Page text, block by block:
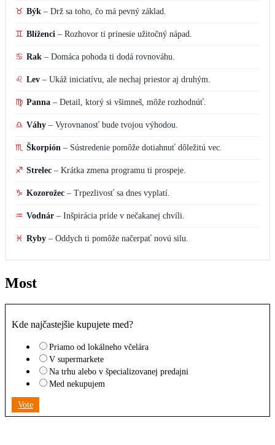
♉ Býk – Drž sa toho, čo má pevný základ.
♊ Blíženci – Rozhovor ti prinesie užitočný nápad.
♋ Rak – Domáca pohoda ti dodá rovnováhu.
♌ Lev – Ukáž iniciatívu, ale nechaj priestor aj druhým.
♍ Panna – Detail, ktorý si všimneš, môže rozhodnúť.
♎ Váhy – Vyrovnanosť bude tvojou výhodou.
♏ Škorpión – Sústredenie pomôže dotiahnuť dôležitú vec.
♐ Strelec – Krátka zmena programu ti prospeje.
♑ Kozorožec – Trpezlivosť sa dnes vyplatí.
♒ Vodnár – Inšpirácia príde v nečakanej chvíli.
♓ Ryby – Oddych ti pomôže načerpať novú silu.
Most
Kde najčastejšie kupujete med?
Priamo od lokálneho včelára
V supermarkete
Na trhu alebo v špecializovanej predajni
Med nekupujem
Vote